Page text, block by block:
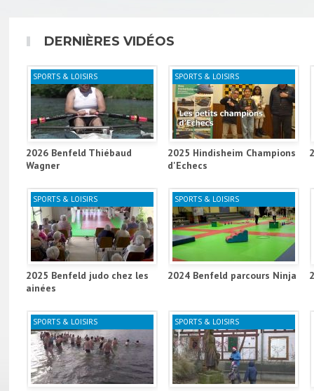
DERNIÈRES VIDÉOS
SPORTS & LOISIRS
2026 Benfeld Thiébaud
Wagner
SPORTS & LOISIRS
2025 Hindisheim Champions
d'Echecs
SPORTS & LOISIRS
2025 Benfeld judo chez les
ainées
SPORTS & LOISIRS
2024 Benfeld parcours Ninja
SPORTS & LOISIRS SPORTS & LOISIRS